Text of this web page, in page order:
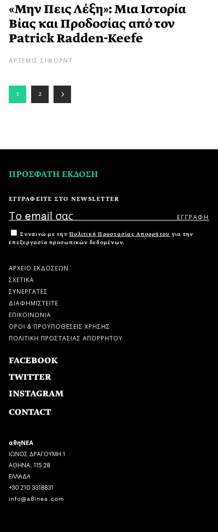
«Μην Πεις Λέξη»: Μια Ιστορία
Βίας και Προδοσίας από τον
Patrick Radden-Keefe
ΑΡΤΕΜΙΣ ΣΙΦΟΡΝΤ
1 2
ΠΡΟΣΦΑΤΗ ΕΚΔΟΣΗ
ΕΓΓΡΑΦΕΙΤΕ ΣΤΟ NEWSLETTER
Συναινώ με την Πολιτική Προστασίας Απορρήτου για την
επεξεργασία προσωπικών δεδομένων.
ΑΡΧΕΙΟ ΕΚΔΟΣΕΩΝ
ΣΧΕΤΙΚΑ
ΣΥΝΕΡΓΑΤΕΣ
ΔΙΑΦΗΜΙΣΤΕΙΤΕ
ΕΠΙΚΟΙΝΩΝΙΑ
ΟΡΟΙ & ΠΡΟΫΠΟΘΕΣΕΙΣ ΧΡΗΣΗΣ
ΠΟΛΙΤΙΚΗ ΠΡΟΣΤΑΣΙΑΣ ΑΠΟΡΡΗΤΟΥ
FACEBOOK
TWITTER
INSTAGRAM
CONTACT
αθηΝΕΑ
ΙΩΝΟΣ ΔΡΑΓΟΥΜΗ 1
ΑΘΗΝΑ, 115 28
ΕΛΛΑΔΑ
+30 210 3318831
info@a8inea.com